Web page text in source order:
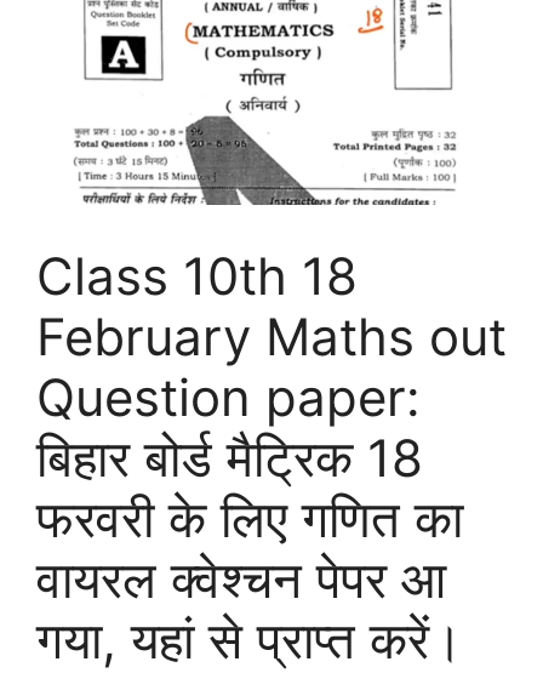
Class 10th 18
February Maths out
Question paper:
बिहार बोर्ड मैट्रिक 18
फरवरी के लिए गणित का
वायरल क्वेश्चन पेपर आ
गया, यहां से प्राप्त करें।